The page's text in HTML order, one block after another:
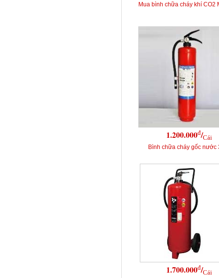
Mua bình chữa cháy khí CO2
1.200.000đ/Cái
Bình chữa cháy gốc nước
1.700.000đ/Cái